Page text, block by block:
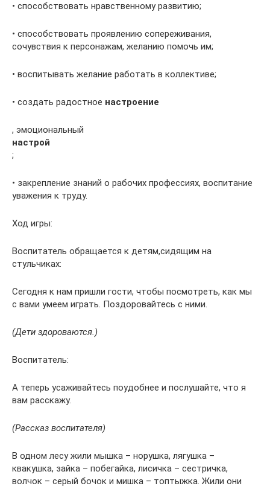
• способствовать нравственному развитию;
• способствовать проявлению сопереживания,
сочувствия к персонажам, желанию помочь им;
• воспитывать желание работать в коллективе;
• создать радостное настроение
, эмоциональный
настрой
;
• закрепление знаний о рабочих профессиях, воспитание
уважения к труду.
Ход игры:
Воспитатель обращается к детям,сидящим на
стульчиках:
Сегодня к нам пришли гости, чтобы посмотреть, как мы
с вами умеем играть. Поздоровайтесь с ними.
(Дети здороваются.)
Воспитатель:
А теперь усаживайтесь поудобнее и послушайте, что я
вам расскажу.
(Рассказ воспитателя)
В одном лесу жили мышка – норушка, лягушка –
квакушка, зайка – побегайка, лисичка – сестричка,
волчок – серый бочок и мишка – топтыжка. Жили они